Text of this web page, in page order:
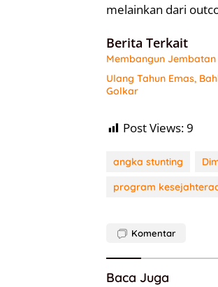
melainkan dari
Berita Terkait
Membangun
Ulang Tahun Emas,
Golkar
Post Views:9
angka stunting
program
Komentar
Baca Juga